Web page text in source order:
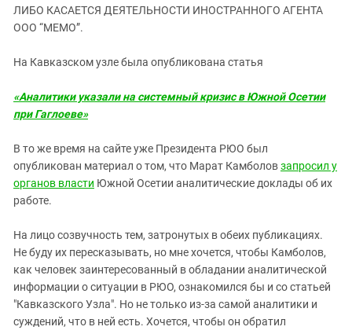
ЗАСТАВЛЯЕТ
ПРЕСЛЕДОВАНИЕ АКТИВИСТОВ
Дагестан
Кабардино-Балкария
Карачаево-Черкесия
Нагорный Карабах
Российская Федерация
Ростовская область
Северная Осетия - Алания
СКФО
Ставропольский край
Чечня
Южная Осетия
ЛИБО КАСАЕТСЯ ДЕЯТЕЛЬНОСТИ ИНОСТРАННОГО АГЕНТА
ООО “МЕМО”.
На Кавказском узле была опубликована статья
«Аналитики указали на системный кризис в Южной Осетии
при Гаглоеве»
В то же время на сайте уже Президента РЮО был
опубликован материал о том, что Марат Камболовзапросил у
органов власти Южной Осетии аналитические доклады об их
работе.
На лицо созвучность тем, затронутых в обеих публикациях.
Не буду их пересказывать, но мне хочется, чтобы Камболов,
как человек заинтересованный в обладании аналитической
информации о ситуации в РЮО, ознакомился бы и со статьей
"Кавказского Узла". Но не только из-за самой аналитики и
суждений, что в ней есть. Хочется, чтобы он обратил